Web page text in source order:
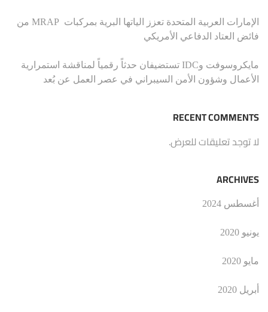
الإمارات العربية المتحدة تعزز الياتها البرية بمركبات MRAP من
فائض العتاد الدفاعي الأمريكي
مايكروسوفت وIDC تستضيفان حدثاً رقمياً لمناقشة استمرارية
الأعمال وشؤون الأمن السيبراني في عصر العمل عن بُعد
RECENT COMMENTS
لا توجد تعليقات للعرض.
ARCHIVES
أغسطس 2024
يونيو 2020
مايو 2020
أبريل 2020